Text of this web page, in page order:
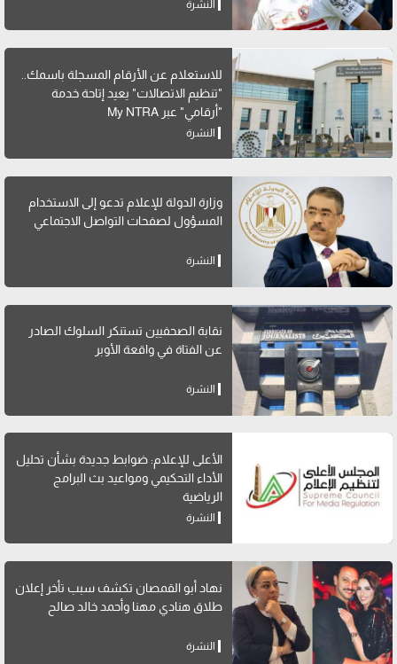
النشرة
للاستعلام عن الأرقام المسجلة باسمك..
"تنظيم الاتصالات" يعيد إتاحة خدمة
"أرقامي" عبر My NTRA
النشرة
وزارة الدولة للإعلام تدعو إلى الاستخدام
المسؤول لصفحات التواصل الاجتماعي
النشرة
نقابة الصحفيين تستنكر السلوك الصادر
عن الفتاة في واقعة الأوبر
النشرة
الأعلى للإعلام: ضوابط جديدة بشأن تحليل
الأداء التحكيمي ومواعيد بث البرامج
الرياضية
النشرة
نهاد أبو القمصان تكشف سبب تأخر إعلان
طلاق هنادي مهنا وأحمد خالد صالح
النشرة